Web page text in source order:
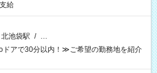
給
北池袋駅 / …
アで30分以内！≫ご希望の勤務地を紹介